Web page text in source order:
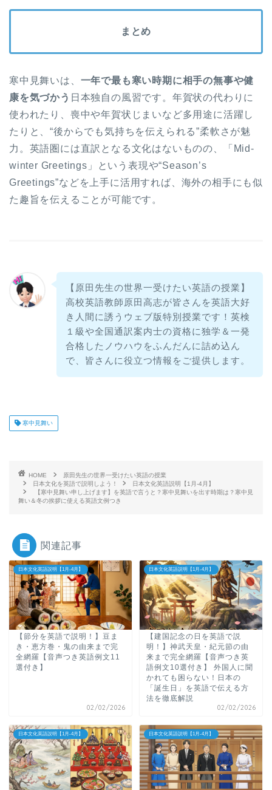
まとめ
寒中見舞いは、 一年で最も寒い時期に相手の無事や健
康を気づかう 日本独自の風習です。年賀状の代わりに
使われたり、喪中や年賀状じまいなど多用途に活躍し
たりと、“後からでも気持ちを伝えられる”柔軟さが魅
力。英語圏には直訳となる文化はないものの、「Mid-
winter Greetings」という表現や“Season’s
Greetings”などを上手に活用すれば、海外の相手にも似
た趣旨を伝えることが可能です。
【原田先生の世界一受けたい英語の授業】
高校英語教師原田高志が皆さんを英語大好
き人間に誘うウェブ版特別授業です！英検
１級や全国通訳案内士の資格に独学＆一発
合格したノウハウをふんだんに詰め込ん
で、皆さんに役立つ情報をご提供します。
寒中見舞い
HOME
原田先生の世界一受けたい英語の授業
日本文化を英語で説明しよう！
日本文化英語説明【1月-4月】
【寒中見舞い申し上げます】を英語で言うと？寒中見舞いを出す時期は？寒中見
舞い＆冬の挨拶に使える英語文例つき
関連記事
日本文化英語説明【1月-4月】
【節分を英語で説明！】豆ま
き・恵方巻・鬼の由来まで完
全網羅【音声つき英語例文11
選付き】
02/02/2026
日本文化英語説明【1月-4月】
【建国記念の日を英語で説
明！】神武天皇・紀元節の由
来まで完全網羅【音声つき英
語例文10選付き】 外国人に聞
かれても困らない！日本の
「誕生日」を英語で伝える方
法を徹底解説
02/02/2026
日本文化英語説明【1月-4月】 日本文化英語説明【1月-4月】